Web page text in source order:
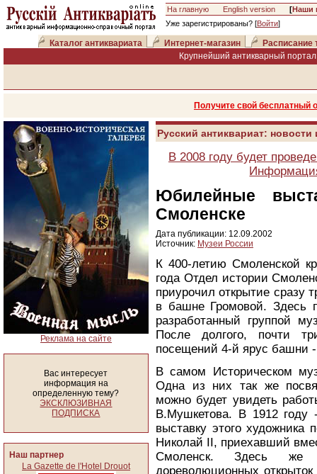
На главную English version [Наши
Уже зарегистрированы? [Войти]
Каталог антиквариата Интернет-магазин
Расписание
Крупнейший антикварный
Получите свой
Реклама на сайте
Вас интересует
информация на
определенную тему?
ЭКСКЛЮЗИВНАЯ
ПОДПИСКА
Наш партнер
La Gazette de l'Hotel Drouot
Русский антиквариат:
В 2008 году будет
Юбилейные
Смоленске
Дата публикации: 12.09.2002
Источник: Музеи России
К 400-летию Смоленской
года Отдел истории
приурочил открытие сразу
в башне Громовой. Здесь
разработанный группой
После долгого, почти
посещений 4-й ярус башни
В самом Историческом
Одна из них так же
можно будет увидеть
В.Мушкетова. В 1912
выставку этого художника
Николай II, приехавший
Смоленск. Здесь же
дореволюционных